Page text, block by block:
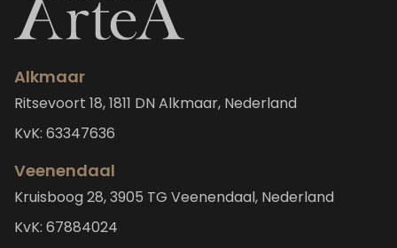
Alkmaar
Ritsevoort 18, 1811 DN Alkmaar, Nederland
KvK: 63347636
Veenendaal
Kruisboog 28, 3905 TG Veenendaal, Nederland
KvK: 67884024